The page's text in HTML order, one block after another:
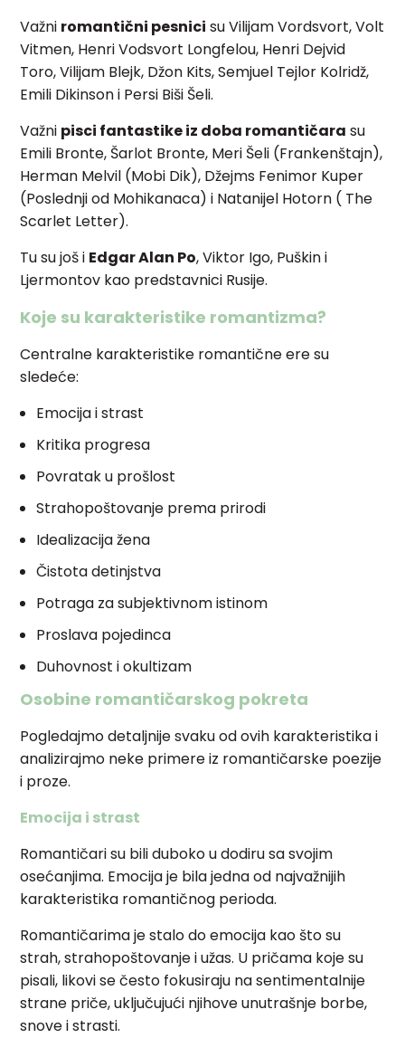
Važni romantični pesnici su Vilijam Vordsvort, Volt
Vitmen, Henri Vodsvort Longfelou, Henri Dejvid
Toro, Vilijam Blejk, Džon Kits, Semjuel Tejlor Kolridž,
Emili Dikinson i Persi Biši Šeli.
Važni pisci fantastike iz doba romantičara su
Emili Bronte, Šarlot Bronte, Meri Šeli (Frankenštajn),
Herman Melvil (Mobi Dik), Džejms Fenimor Kuper
(Poslednji od Mohikanaca) i Natanijel Hotorn ( The
Scarlet Letter).
Tu su još i Edgar Alan Po, Viktor Igo, Puškin i
Ljermontov kao predstavnici Rusije.
Koje su karakteristike romantizma?
Centralne karakteristike romantične ere su
sledeće:
Emocija i strast
Kritika progresa
Povratak u prošlost
Strahopoštovanje prema prirodi
Idealizacija žena
Čistota detinjstva
Potraga za subjektivnom istinom
Proslava pojedinca
Duhovnost i okultizam
Osobine romantičarskog pokreta
Pogledajmo detaljnije svaku od ovih karakteristika i
analizirajmo neke primere iz romantičarske poezije
i proze.
Emocija i strast
Romantičari su bili duboko u dodiru sa svojim
osećanjima. Emocija je bila jedna od najvažnijih
karakteristika romantičnog perioda.
Romantičarima je stalo do emocija kao što su
strah, strahopoštovanje i užas. U pričama koje su
pisali, likovi se često fokusiraju na sentimentalnije
strane priče, uključujući njihove unutrašnje borbe,
snove i strasti.